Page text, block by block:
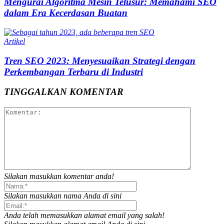
dalam Era Kecerdasan Buatan
Artikel
Tren SEO 2023: Menyesuaikan Strategi dengan
Perkembangan Terbaru di Industri
TINGGALKAN KOMENTAR
Silakan masukkan komentar anda!
Silakan masukkan nama Anda di sini
Anda telah memasukkan alamat email yang salah!